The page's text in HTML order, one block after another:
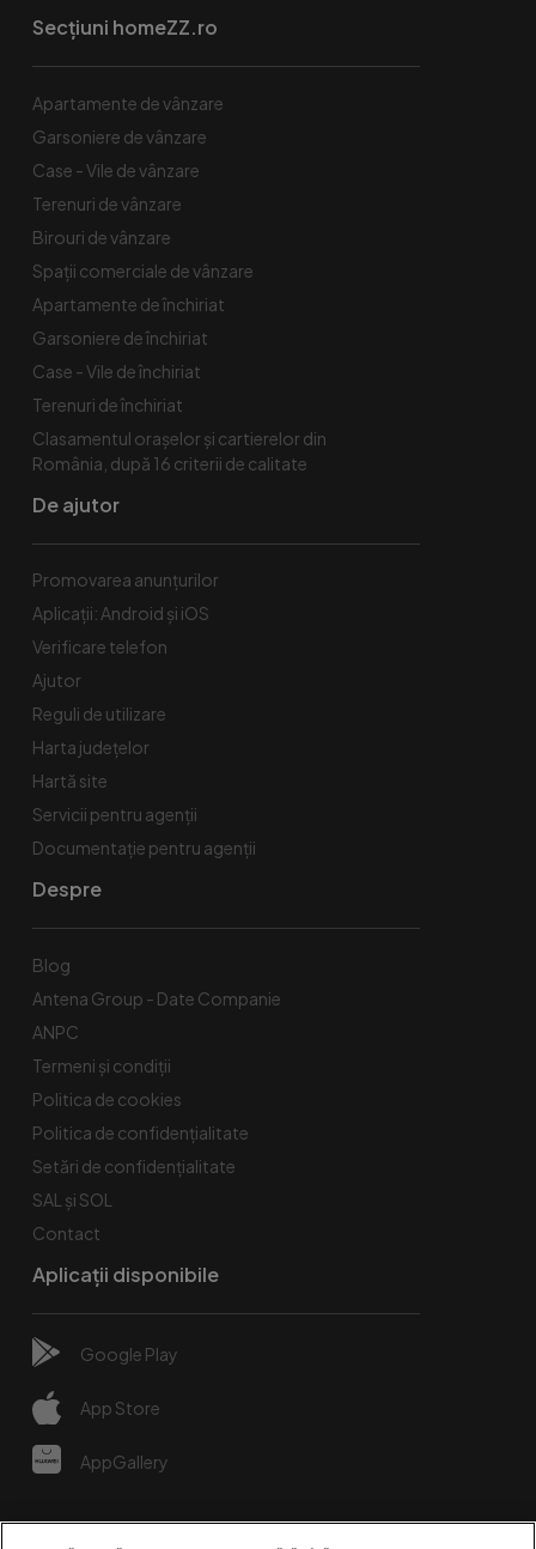
Secțiuni homeZZ.ro
Apartamente de vânzare
Garsoniere de vânzare
Case - Vile de vânzare
Terenuri de vânzare
Birouri de vânzare
Spaţii comerciale de vânzare
Apartamente de închiriat
Garsoniere de închiriat
Case - Vile de închiriat
Terenuri de închiriat
Clasamentul orașelor și cartierelor din
România, după 16 criterii de calitate
De ajutor
Promovarea anunțurilor
Aplicații: Android și iOS
Verificare telefon
Ajutor
Reguli de utilizare
Harta județelor
Hartă site
Servicii pentru agenții
Documentație pentru agenții
Despre
Blog
Antena Group - Date Companie
ANPC
Termeni și condiții
Politica de cookies
Politica de confidențialitate
Setări de confidențialitate
SAL și SOL
Contact
Aplicații disponibile
Google Play
App Store
AppGallery